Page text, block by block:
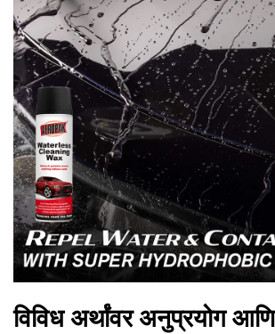
विविध अर्थांवर अनुप्रयोग आणि